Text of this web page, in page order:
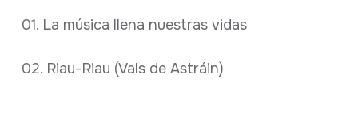
01. La música llena nuestras vidas
02. Riau-Riau (Vals de Astráin)